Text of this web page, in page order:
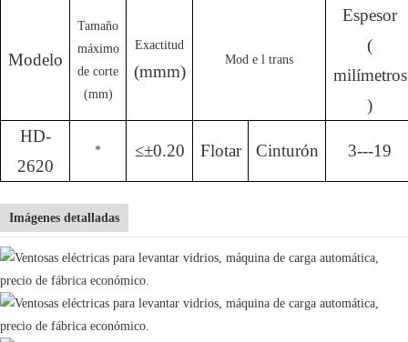
Modelo
Tamaño
máximo
de corte
(mm)
Exactitud
(mmm)
Mod e l trans
Espesor
(
milímetros
)
HD-
2620
* ≤±0.20 Flotar Cinturón 3---19
Imágenes detalladas